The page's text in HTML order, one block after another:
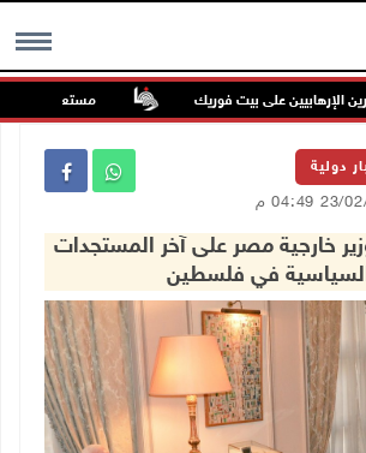
MENU على بيت فوريك مستعمر إرهابي
دولية
خارجية مصر على آخر المستجدات
في فلسطين